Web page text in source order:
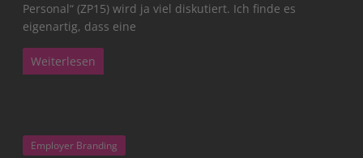
Personal“ (ZP15) wird ja viel diskutiert. Ich finde es
eigenartig, dass eine
Weiterlesen
Employer Branding